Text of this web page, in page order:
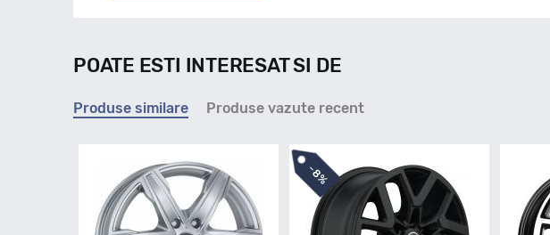
POATE ESTI INTERESAT SI DE
Produse similare Produse vazute recent
-
8%